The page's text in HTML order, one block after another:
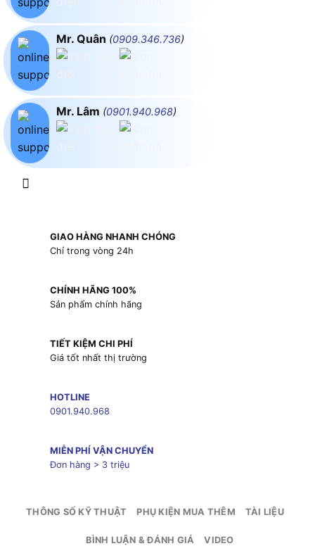
Mr. Quân (0909.346.736)
Mr. Lâm (0901.940.968)
GIAO HÀNG NHANH CHÓNG
Chỉ trong vòng 24h
CHÍNH HÃNG 100%
Sản phẩm chính hãng
TIẾT KIỆM CHI PHÍ
Giá tốt nhất thị trường
HOTLINE
0901.940.968
MIỄN PHÍ VẬN CHUYỂN
Đơn hàng > 3 triệu
THÔNG SỐ KỸ THUẬT PHỤ KIỆN MUA THÊM TÀI LIỆU
BÌNH LUẬN & ĐÁNH GIÁ VIDEO